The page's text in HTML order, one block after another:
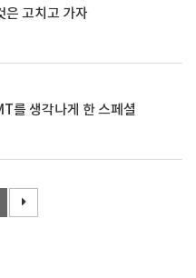
은 고치고 가자
를 생각나게 한 스페셜